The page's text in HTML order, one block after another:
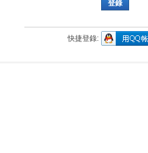
登錄
快捷登錄: